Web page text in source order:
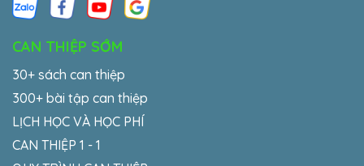
CAN THIỆP SỚM
30+ sách can thiệp
300+ bài tập can thiệp
LỊCH HỌC VÀ HỌC PHÍ
CAN THIỆP 1 - 1